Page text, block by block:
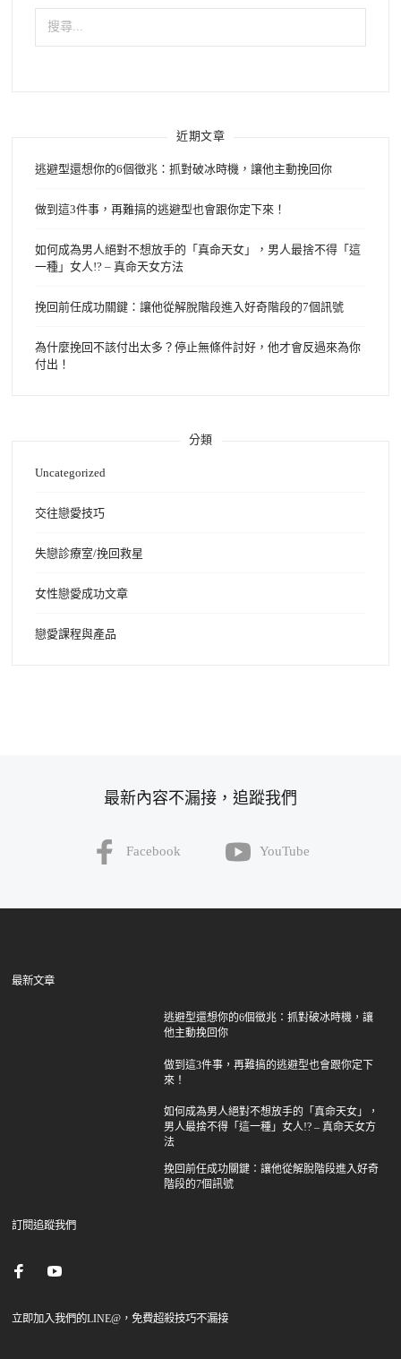
搜
鍵
近期文章
逃避型還想你的6個徵兆：抓對破冰時機，讓他主動挽回你
做到這3件事，再難搞的逃避型也會跟你定下來！
如何成為男人絕對不想放手的「真命天女」，男人最捨不得「這
一種」女人!? – 真命天女方法
挽回前任成功關鍵：讓他從解脫階段進入好奇階段的7個訊號
為什麼挽回不該付出太多？停止無條件討好，他才會反過來為你
付出！
分類
Uncategorized
交往戀愛技巧
失戀診療室/挽回救星
女性戀愛成功文章
戀愛課程與產品
最新內容不漏接，追蹤我們
Facebook YouTube
最新文章
逃避型還想你的6個徵兆：抓對破冰時機，讓
他主動挽回你
做到這3件事，再難搞的逃避型也會跟你定下
來！
如何成為男人絕對不想放手的「真命天女」，
男人最捨不得「這一種」女人!? – 真命天女方
法
挽回前任成功關鍵：讓他從解脫階段進入好奇
階段的7個訊號
訂閱追蹤我們
立即加入我們的LINE@，免費超殺技巧不漏接